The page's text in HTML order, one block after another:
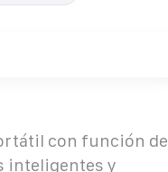
con función de
inteligentes y